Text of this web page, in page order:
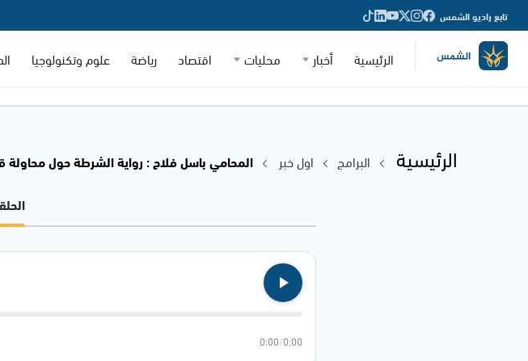
تابع راديو الشمس
الرئيسية أخبار محليات اقتصاد رياضة علوم وتكنولوجيا
الرئيسية البرامج اول خبر
المحامي باسل فلاح : رواية الشرطة حول محاولة
0:00
/
0:00